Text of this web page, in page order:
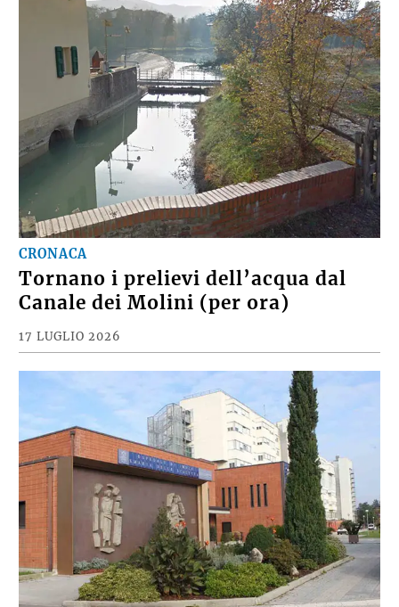
CRONACA
Tornano i prelievi dell’acqua dal
Canale dei Molini (per ora)
17 LUGLIO 2026